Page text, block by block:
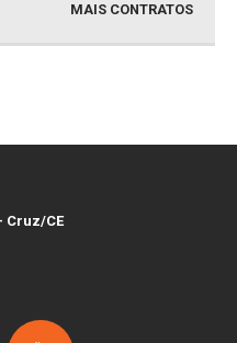
MAIS CONTRATOS
Cruz/CE